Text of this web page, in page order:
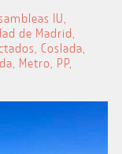
IU
de Madrid
Coslada
Metro PP,